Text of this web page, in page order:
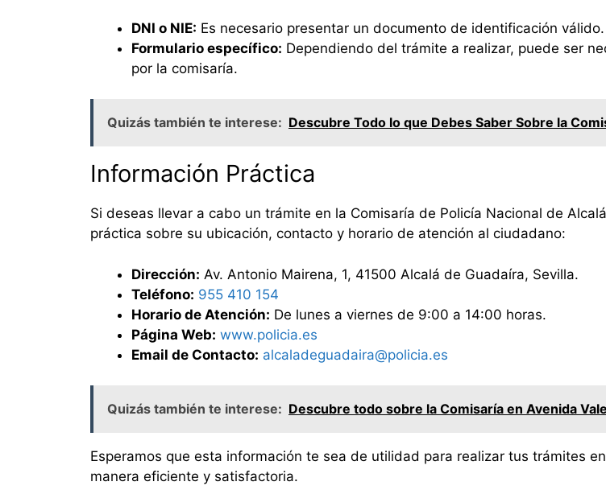
DNI o NIE: Es necesario presentar un documento de identificación válido.
Formulario específico: Dependiendo del trámite a realizar, puede ser
por la comisaría.
Quizás también te interese: Descubre Todo lo que Debes Saber Sobre la
Información Práctica
Si deseas llevar a cabo un trámite en la Comisaría de Policía Nacional de
práctica sobre su ubicación, contacto y horario de atención al ciudadano:
Dirección: Av. Antonio Mairena, 1, 41500 Alcalá de Guadaíra, Sevilla.
Teléfono: 955 410 154
Horario de Atención: De lunes a viernes de 9:00 a 14:00 horas.
Página Web: www.policia.es
Email de Contacto: alcaladeguadaira@policia.es
Quizás también te interese: Descubre todo sobre la Comisaría en Avenida
Esperamos que esta información te sea de utilidad para realizar tus trámites
manera eficiente y satisfactoria.